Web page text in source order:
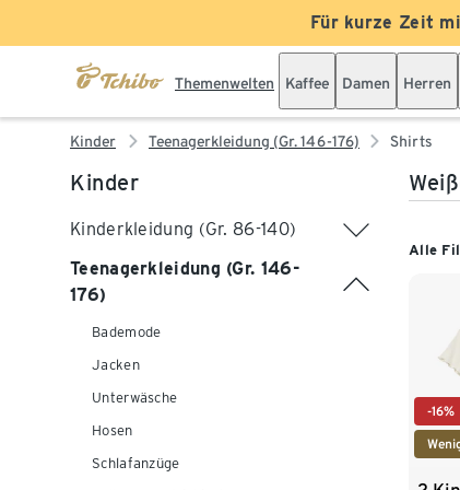
Für kurze Zeit
Themenwelten Kaffee Damen Herren
Kinder Teenagerkleidung (Gr. 146-176) Shirts
Kinder
Kinderkleidung (Gr. 86-140)
Teenagerkleidung (Gr. 146-
176)
Bademode
Jacken
Unterwäsche
Hosen
Schlafanzüge
Alle
-16%